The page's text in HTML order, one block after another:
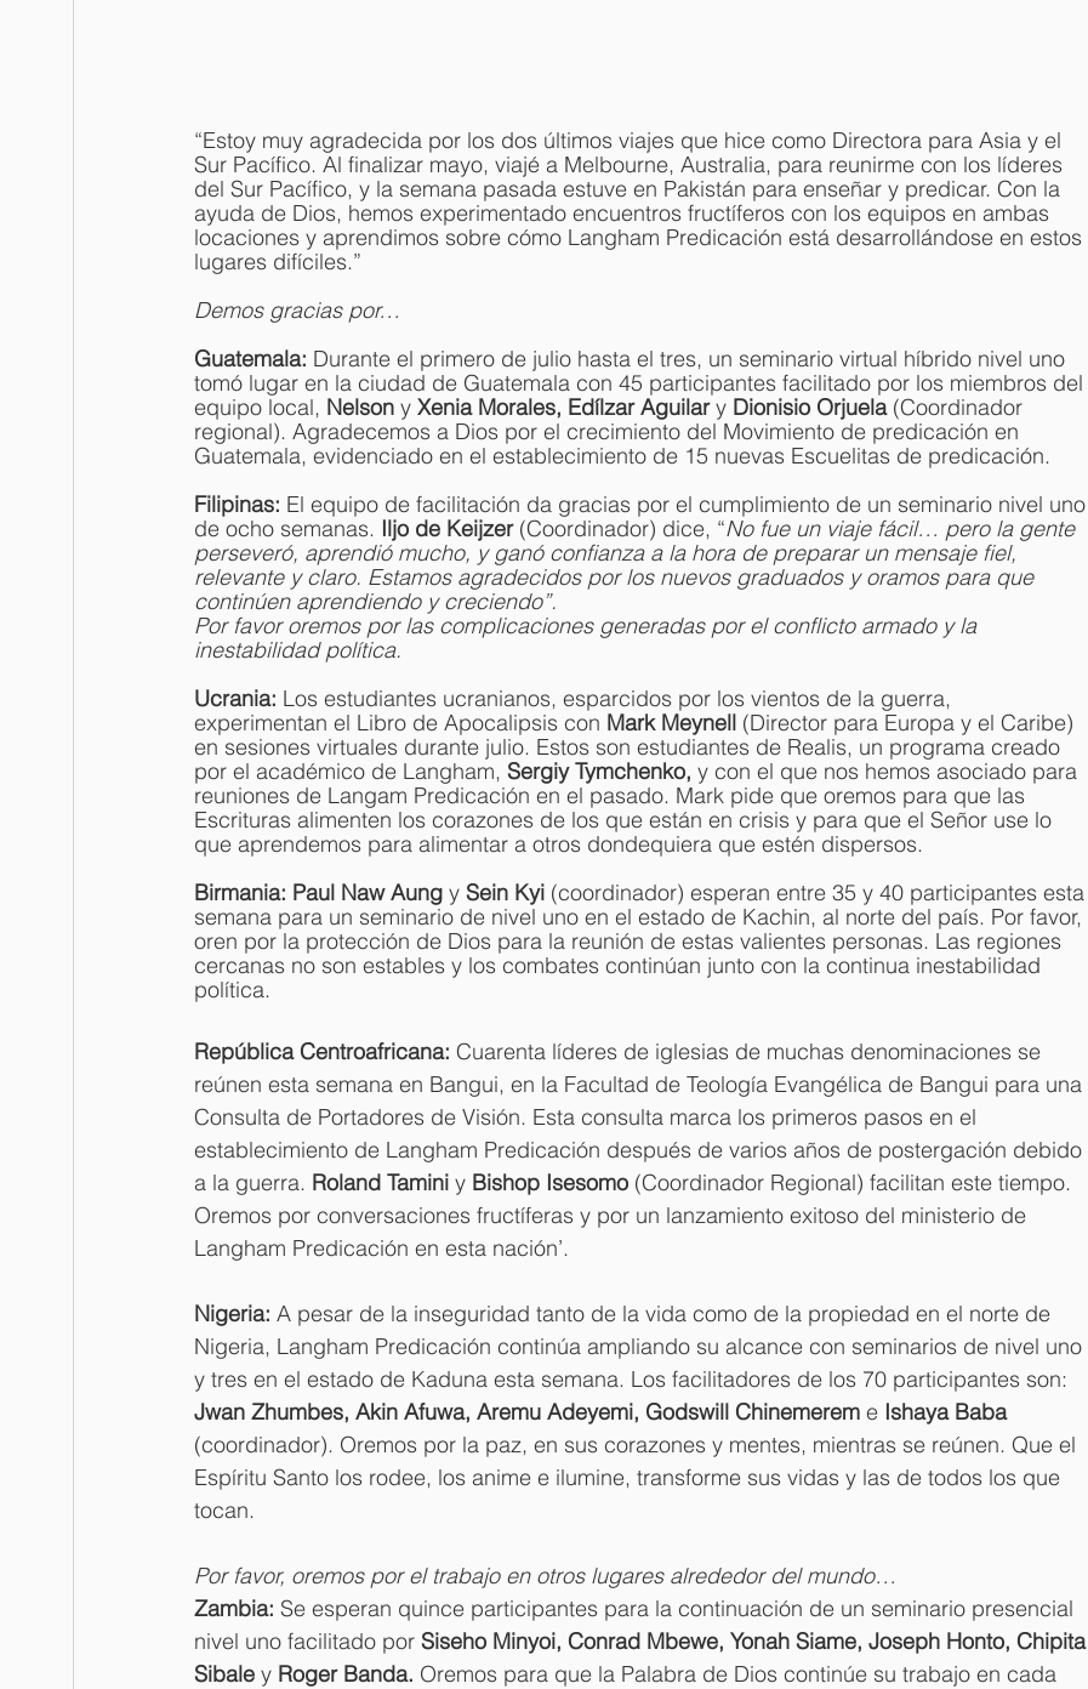
“Estoy muy agradecida por los dos últimos viajes que hice como Directora para Asia y el
Sur Pacífico. Al finalizar mayo, viajé a Melbourne, Australia, para reunirme con los líderes
del Sur Pacífico, y la semana pasada estuve en Pakistán para enseñar y predicar. Con la
ayuda de Dios, hemos experimentado encuentros fructíferos con los equipos en ambas
locaciones y aprendimos sobre cómo Langham Predicación está desarrollándose en estos
lugares difíciles.”
Demos gracias por…
Guatemala: Durante el primero de julio hasta el tres, un seminario virtual híbrido nivel uno
tomó lugar en la ciudad de Guatemala con 45 participantes facilitado por los miembros del
equipo local, Nelson y Xenia Morales, Edílzar Aguilar y Dionisio Orjuela (Coordinador
regional). Agradecemos a Dios por el crecimiento del Movimiento de predicación en
Guatemala, evidenciado en el establecimiento de 15 nuevas Escuelitas de predicación.
Filipinas: El equipo de facilitación da gracias por el cumplimiento de un seminario nivel uno
de ocho semanas. Iljo de Keijzer (Coordinador) dice, “No fue un viaje fácil… pero la gente
perseveró, aprendió mucho, y ganó confianza a la hora de preparar un mensaje fiel,
relevante y claro. Estamos agradecidos por los nuevos graduados y oramos para que
continúen aprendiendo y creciendo”.
Por favor oremos por las complicaciones generadas por el conflicto armado y la
inestabilidad política.
Ucrania: Los estudiantes ucranianos, esparcidos por los vientos de la guerra,
experimentan el Libro de Apocalipsis con Mark Meynell (Director para Europa y el Caribe)
en sesiones virtuales durante julio. Estos son estudiantes de Realis, un programa creado
por el académico de Langham, Sergiy Tymchenko, y con el que nos hemos asociado para
reuniones de Langam Predicación en el pasado. Mark pide que oremos para que las
Escrituras alimenten los corazones de los que están en crisis y para que el Señor use lo
que aprendemos para alimentar a otros dondequiera que estén dispersos.
Birmania: Paul Naw Aung y Sein Kyi (coordinador) esperan entre 35 y 40 participantes esta
semana para un seminario de nivel uno en el estado de Kachin, al norte del país. Por favor,
oren por la protección de Dios para la reunión de estas valientes personas. Las regiones
cercanas no son estables y los combates continúan junto con la continua inestabilidad
política.
República Centroafricana: Cuarenta líderes de iglesias de muchas denominaciones se
reúnen esta semana en Bangui, en la Facultad de Teología Evangélica de Bangui para una
Consulta de Portadores de Visión. Esta consulta marca los primeros pasos en el
establecimiento de Langham Predicación después de varios años de postergación debido
a la guerra. Roland Tamini y Bishop Isesomo (Coordinador Regional) facilitan este tiempo.
Oremos por conversaciones fructíferas y por un lanzamiento exitoso del ministerio de
Langham Predicación en esta nación’.
Nigeria: A pesar de la inseguridad tanto de la vida como de la propiedad en el norte de
Nigeria, Langham Predicación continúa ampliando su alcance con seminarios de nivel uno
y tres en el estado de Kaduna esta semana. Los facilitadores de los 70 participantes son:
Jwan Zhumbes, Akin Afuwa, Aremu Adeyemi, Godswill Chinemerem e Ishaya Baba
(coordinador). Oremos por la paz, en sus corazones y mentes, mientras se reúnen. Que el
Espíritu Santo los rodee, los anime e ilumine, transforme sus vidas y las de todos los que
tocan.
Por favor, oremos por el trabajo en otros lugares alrededor del mundo…
Zambia: Se esperan quince participantes para la continuación de un seminario presencial
nivel uno facilitado por Siseho Minyoi, Conrad Mbewe, Yonah Siame, Joseph Honto, Chipita
Sibale y Roger Banda. Oremos para que la Palabra de Dios continúe su trabajo en cada